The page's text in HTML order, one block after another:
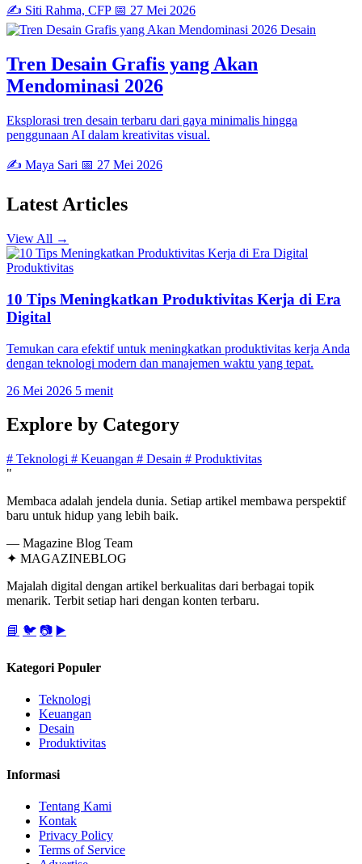
✍️ Siti Rahma, CFP 📅 27 Mei 2026
Desain
Tren Desain Grafis yang Akan
Mendominasi 2026
Eksplorasi tren desain terbaru dari gaya minimalis hingga
penggunaan AI dalam kreativitas visual.
✍️ Maya Sari 📅 27 Mei 2026
Latest Articles
View All →
Produktivitas
10 Tips Meningkatkan Produktivitas Kerja di Era
Digital
Temukan cara efektif untuk meningkatkan produktivitas kerja Anda
dengan teknologi modern dan manajemen waktu yang tepat.
26 Mei 2026 5 menit
Explore by Category
# Teknologi # Keuangan # Desain # Produktivitas
"
Membaca adalah jendela dunia. Setiap artikel membawa perspektif
baru untuk hidup yang lebih baik.
— Magazine Blog Team
✦ MAGAZINEBLOG
Majalah digital dengan artikel berkualitas dari berbagai topik
menarik. Terbit setiap hari dengan konten terbaru.
📘 🐦 📷 ▶️
Kategori Populer
Teknologi
Keuangan
Desain
Produktivitas
Informasi
Tentang Kami
Kontak
Privacy Policy
Terms of Service